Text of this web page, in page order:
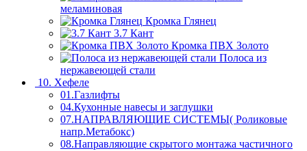
меламиновая
Кромка Глянец
3.7 Кант
Кромка ПВХ Золото
Полоса из
нержавеющей стали
10. Хефеле
01.Газлифты
04.Кухонные навесы и заглушки
07.НАПРАВЛЯЮЩИЕ СИСТЕМЫ( Роликовые
напр.Метабокс)
08.Направляющие скрытого монтажа частичного